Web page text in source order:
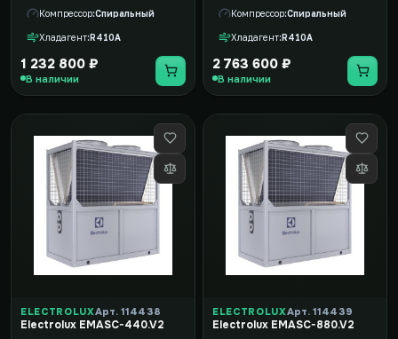
Компрессор Спиральный
Хладагент R410A
1 232 800 ₽
В наличии
Компрессор Спиральный
Хладагент R410A
2 763 600 ₽
В наличии
ELECTROLUXАрт. 114438
Electrolux EMASC-440.V2
ELECTROLUXАрт. 114439
Electrolux EMASC-880.V2